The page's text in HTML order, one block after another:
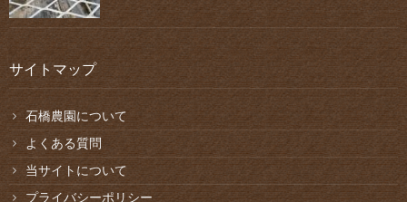
サイトマップ
石橋農園について
よくある質問
当サイトについて
プライバシーポリシー